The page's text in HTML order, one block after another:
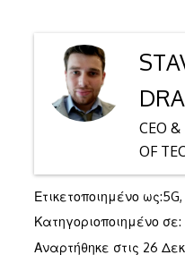
CEO
OF
Ετικετοποιημένο ως:5G,
Κατηγοριοποιημένο σε:
Αναρτήθηκε στις 26